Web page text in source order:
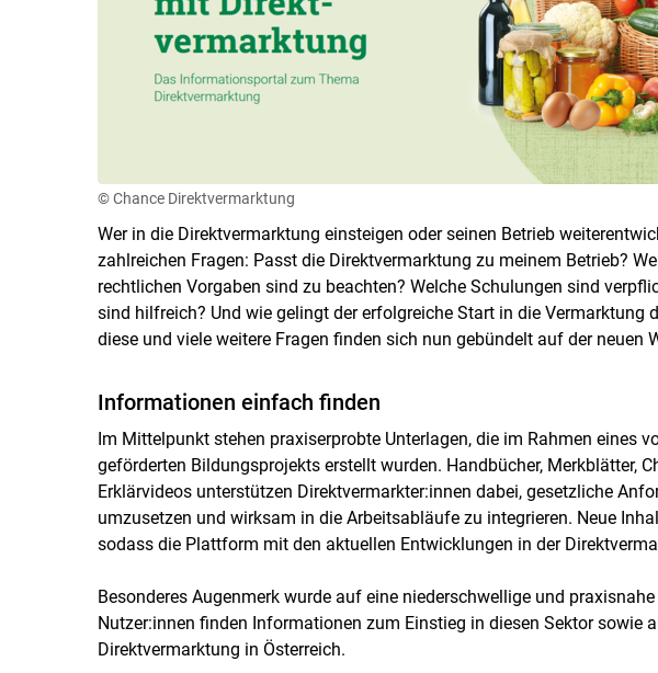
© Chance Direktvermarktung
Wer in die Direktvermarktung einsteigen oder seinen Betrieb
zahlreichen Fragen: Passt die Direktvermarktung zu meinem Betrieb?
rechtlichen Vorgaben sind zu beachten? Welche Schulungen sind
sind hilfreich? Und wie gelingt der erfolgreiche Start in die Vermarktung
diese und viele weitere Fragen finden sich nun gebündelt auf der neuen
Informationen einfach finden
Im Mittelpunkt stehen praxiserprobte Unterlagen, die im Rahmen eines
geförderten Bildungsprojekts erstellt wurden. Handbücher, Merkblätter,
Erklärvideos unterstützen Direktvermarkter:innen dabei, gesetzliche
umzusetzen und wirksam in die Arbeitsabläufe zu integrieren. Neue
sodass die Plattform mit den aktuellen Entwicklungen in der
Besonderes Augenmerk wurde auf eine niederschwellige und
Nutzer:innen finden Informationen zum Einstieg in diesen Sektor sowie
Direktvermarktung in Österreich.